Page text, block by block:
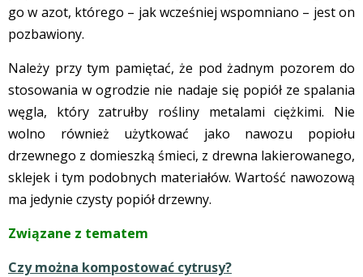
go w azot, którego – jak wcześniej wspomniano – jest on
pozbawiony.
Należy przy tym pamiętać, że pod żadnym pozorem do
stosowania w ogrodzie nie nadaje się popiół ze spalania
węgla, który zatrułby rośliny metalami ciężkimi. Nie
wolno również użytkować jako nawozu popiołu
drzewnego z domieszką śmieci, z drewna lakierowanego,
sklejek i tym podobnych materiałów. Wartość nawozową
ma jedynie czysty popiół drzewny.
Związane z tematem
Czy można kompostować cytrusy?